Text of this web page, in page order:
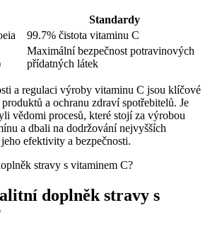
Standardy
99.7% čistota vitaminu C
Maximální bezpečnost potravinových
přídatných látek
a regulaci výroby vitaminu C jsou klíčové
a ochranu zdraví spotřebitelů. Je
vědomi procesů, které stojí za výrobou
a dbali na dodržování nejvyšších
efektivity a bezpečnosti.
doplněk stravy s